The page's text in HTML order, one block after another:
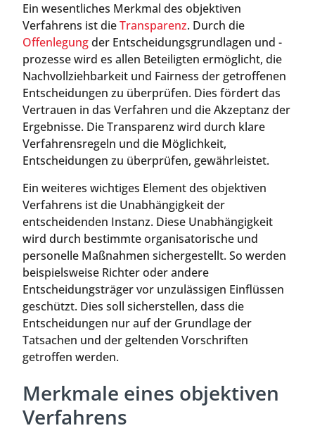
Ein wesentliches Merkmal des objektiven
Verfahrens ist dieTransparenz. Durch die
Offenlegungder Entscheidungsgrundlagen und -
prozesse wird es allen Beteiligten ermöglicht, die
Nachvollziehbarkeit und Fairness der getroffenen
Entscheidungen zu überprüfen. Dies fördert das
Vertrauen in das Verfahren und die Akzeptanz der
Ergebnisse. Die Transparenz wird durch klare
Verfahrensregeln und die Möglichkeit,
Entscheidungen zu überprüfen, gewährleistet.
Ein weiteres wichtiges Element des objektiven
Verfahrens ist die Unabhängigkeit der
entscheidenden Instanz. Diese Unabhängigkeit
wird durch bestimmte organisatorische und
personelle Maßnahmen sichergestellt. So werden
beispielsweise Richter oder andere
Entscheidungsträger vor unzulässigen Einflüssen
geschützt. Dies soll sicherstellen, dass die
Entscheidungen nur auf der Grundlage der
Tatsachen und der geltenden Vorschriften
getroffen werden.
Merkmale eines objektiven
Verfahrens